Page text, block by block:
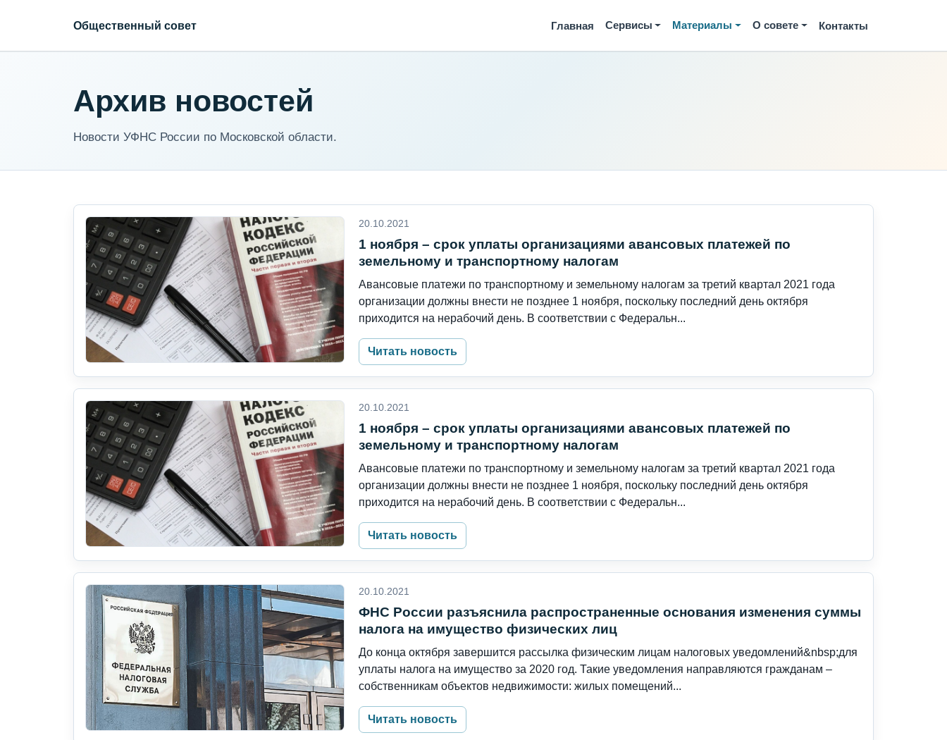
Общественный совет Главная Сервисы Материалы О совете Контакты
Архив новостей
Новости УФНС России по Московской области.
20.10.2021
1 ноября – срок уплаты организациями авансовых платежей по
земельному и транспортному налогам
Авансовые платежи по транспортному и земельному налогам за третий квартал 2021 года
организации должны внести не позднее 1 ноября, поскольку последний день октября
приходится на нерабочий день. В соответствии с Федеральн...
Читать новость
20.10.2021
1 ноября – срок уплаты организациями авансовых платежей по
земельному и транспортному налогам
Авансовые платежи по транспортному и земельному налогам за третий квартал 2021 года
организации должны внести не позднее 1 ноября, поскольку последний день октября
приходится на нерабочий день. В соответствии с Федеральн...
Читать новость
20.10.2021
ФНС России разъяснила распространенные основания изменения суммы
налога на имущество физических лиц
До конца октября завершится рассылка физическим лицам налоговых уведомлений&nbsp;для
уплаты налога на имущество за 2020 год. Такие уведомления направляются гражданам –
собственникам объектов недвижимости: жилых помещений...
Читать новость